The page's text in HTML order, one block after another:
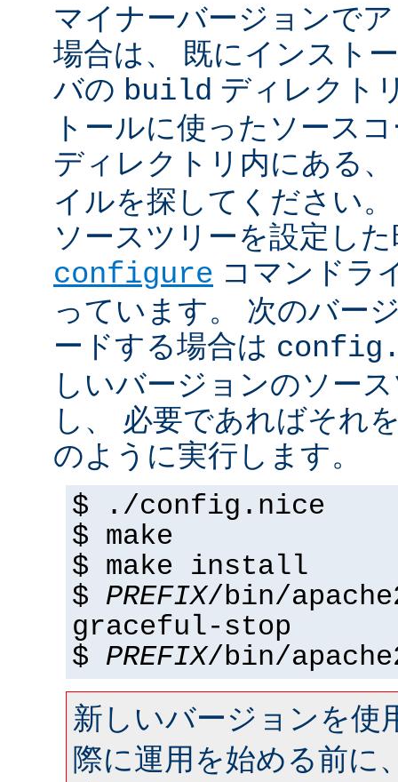
マイナーバージョンで
場合は、 既にインスト
バの build ディレクト
トールに使ったソース
ディレクトリ内にある
イルを探してください
ソースツリーを設定し
configure コマンドラ
っています。 次のバー
ードする場合は
しいバージョンのソー
し、 必要であればそれ
のように実行します。
$ ./config.nice
$ make
$ make install
$ PREFIX/bin/
graceful-stop
$ PREFIX/bin/
新しいバージョンを使
際に運用を始める前に